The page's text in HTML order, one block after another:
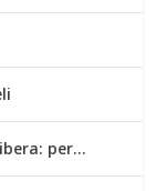
per…